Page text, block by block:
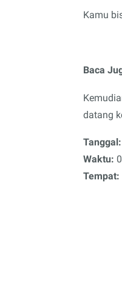
Kamu
Baca
datang
Tanggal:
Waktu:
Tempat: